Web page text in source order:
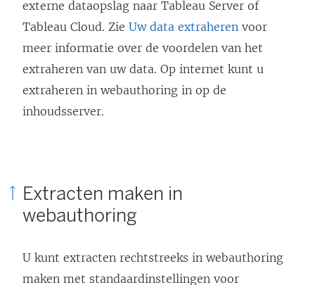
externe dataopslag naar Tableau Server of
Tableau Cloud. Zie Uw data extraheren voor
meer informatie over de voordelen van het
extraheren van uw data. Op internet kunt u
extraheren in webauthoring in op de
inhoudsserver.
Extracten maken in
webauthoring
U kunt extracten rechtstreeks in webauthoring
maken met standaardinstellingen voor